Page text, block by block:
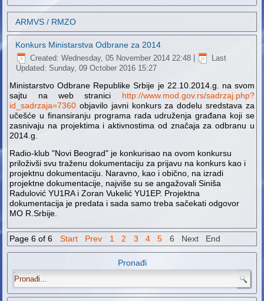
ARMVS / RMZO
Konkurs Ministarstva Odbrane za 2014
Created: Wednesday, 05 November 2014 22:48
Last
Updated: Sunday, 09 October 2016 15:27
Ministarstvo Odbrane Republike Srbije je 22.10.2014.g. na svom
sajtu na web stranici http://www.mod.gov.rs/sadrzaj.php?
id_sadrzaja=7360 objavilo javni konkurs za dodelu sredstava za
učešće u finansiranju programa rada udruženja građana koji se
zasnivaju na projektima i aktivnostima od značaja za odbranu u
2014.g.
Radio-klub "Novi Beograd" je konkurisao na ovom konkursu
priloživši svu traženu dokumentaciju za prijavu na konkurs kao i
projektnu dokumentaciju. Naravno, kao i obično, na izradi
projektne dokumentacije, najviše su se angažovali Siniša
Radulović YU1RA i Zoran Vukelić YU1EP. Projektna
dokumentacija je predata i sada samo treba sačekati odgovor
MO R.Srbije.
Page 6 of 6 Start Prev 1 2 3 4 5 6 Next End
Pronađi
.